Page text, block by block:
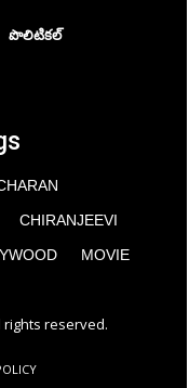
పొలిటికల్
CHIRANJEEVI
MOVIE
reserved.